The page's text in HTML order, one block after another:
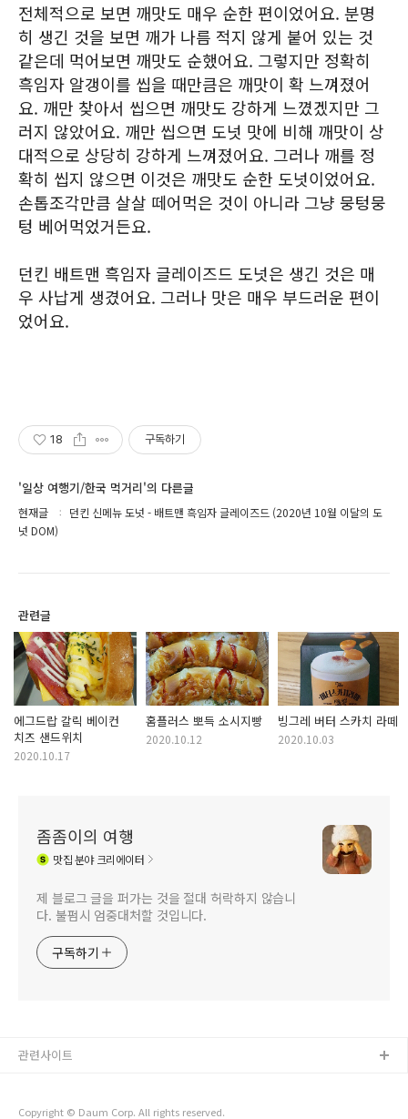
전체적으로 보면 깨맛도 매우 순한 편이었어요. 분명
히 생긴 것을 보면 깨가 나름 적지 않게 붙어 있는 것
같은데 먹어보면 깨맛도 순했어요. 그렇지만 정확히
흑임자 알갱이를 씹을 때만큼은 깨맛이 확 느껴졌어
요. 깨만 찾아서 씹으면 깨맛도 강하게 느꼈겠지만 그
러지 않았어요. 깨만 씹으면 도넛 맛에 비해 깨맛이 상
대적으로 상당히 강하게 느껴졌어요. 그러나 깨를 정
확히 씹지 않으면 이것은 깨맛도 순한 도넛이었어요.
손톱조각만큼 살살 떼어먹은 것이 아니라 그냥 뭉텅뭉
텅 베어먹었거든요.
던킨 배트맨 흑임자 글레이즈드 도넛은 생긴 것은 매
우 사납게 생겼어요. 그러나 맛은 매우 부드러운 편이
었어요.
18 구독하기
'일상 여행기/한국 먹거리'의 다른글
현재글
던킨 신메뉴 도넛 - 배트맨 흑임자 글레이즈드 (2020년 10월 이달의 도
넛 DOM)
관련글
에그드랍 갈릭 베이컨
치즈 샌드위치
2020.10.17
홈플러스 뽀득 소시지빵
2020.10.12
빙그레 버터 스카치 라떼
2020.10.03
좀좀이의 여행
맛집분야 크리에이터
제 블로그 글을 퍼가는 것을 절대 허락하지 않습니
다. 불펌시 엄중대처할 것입니다.
구독하기
Copyright © Daum Corp. All rights reserved.
관련사이트